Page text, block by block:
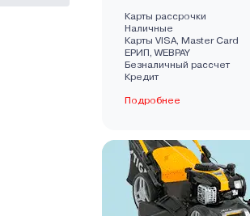
Карты рассрочки
Наличные
Карты VISA, Master Card
EРИП, WEBPAY
Безналичный рассчет
Кредит
Подробнее